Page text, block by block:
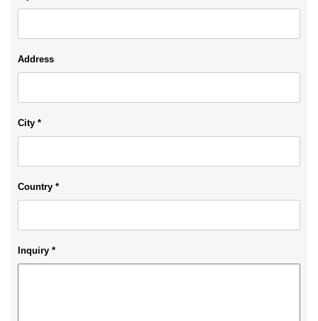
Address
City *
Country *
Inquiry *